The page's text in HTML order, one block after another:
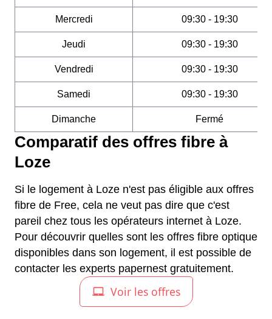
Mercredi 09:30 - 19:30
Jeudi 09:30 - 19:30
Vendredi 09:30 - 19:30
Samedi 09:30 - 19:30
Dimanche Fermé
Comparatif des offres fibre à
Loze
Si le logement à Loze n'est pas éligible aux offres
fibre de Free, cela ne veut pas dire que c'est
pareil chez tous les opérateurs internet à Loze.
Pour découvrir quelles sont les offres fibre optique
disponibles dans son logement, il est possible de
contacter les experts papernest gratuitement.